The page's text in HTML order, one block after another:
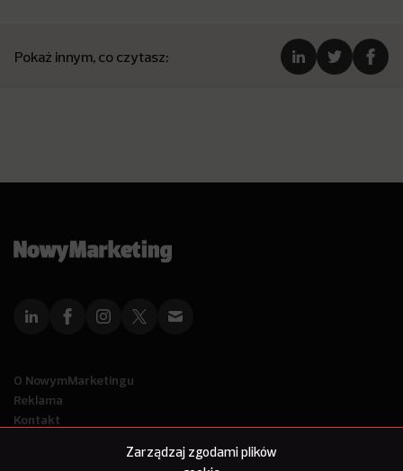
Zarządzaj zgodami plików
Pokaż innym, co czytasz:
O NowymMarketingu
Reklama
Kontakt